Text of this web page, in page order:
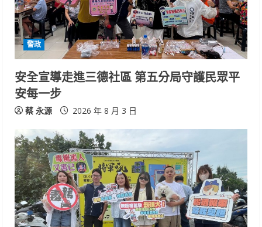
警政
安全宣導走進三德社區 第五分局守護民眾平
安每一步
蔡 永源 2026 年 8 月 3 日